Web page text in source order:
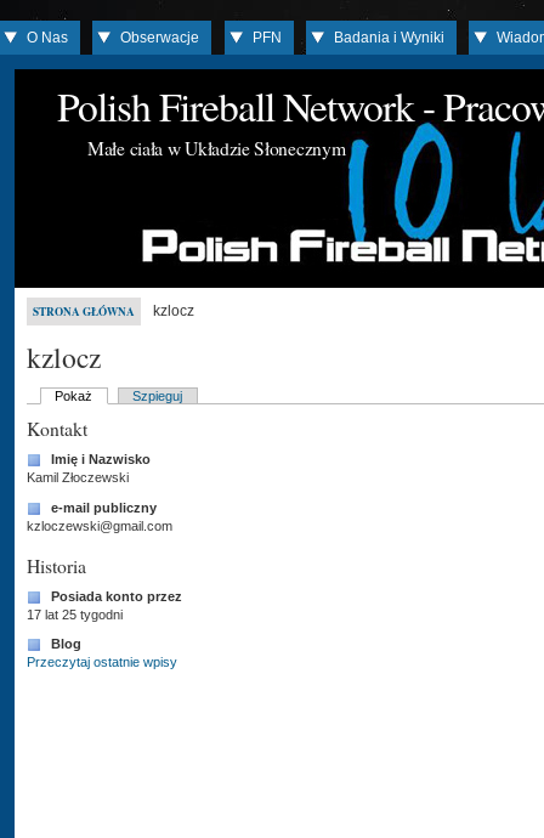
O Nas Obserwacje PFN Badania i Wyniki
Polish Fireball Network -
Małe ciała w Układzie Słonecznym
STRONA GŁÓWNA kzlocz
kzlocz
Pokaż Szpieguj
Kontakt
Imię i Nazwisko
Kamil Złoczewski
e-mail publiczny
kzloczewski@gmail.com
Historia
Posiada konto przez
17 lat 25 tygodni
Blog
Przeczytaj ostatnie wpisy